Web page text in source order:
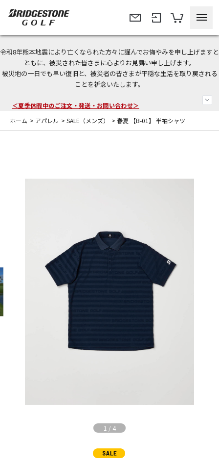
令和8年熊本地震により亡くなられた方々に謹んでお悔やみを申し上げますと
ともに、被災された皆さまに心よりお見舞い申し上げます。
被災地の一日でも早い復旧と、被災者の皆さまが平穏な生活を取り戻される
ことを祈念いたします。
今なら新規会員登録で1,000円OFFクーポンプレゼント！
＜商品配送に関するお知らせ＞
ホーム > アパレル > SALE（メンズ） > 春夏 【B-01】 半袖シャツ
1 / 4